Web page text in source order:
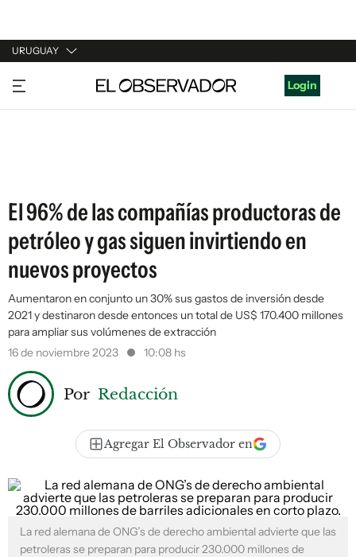
URUGUAY
URUGUAY
ARGENTINA
Login
El 96% de las compañías productoras de
petróleo y gas siguen invirtiendo en
nuevos proyectos
Aumentaron en conjunto un 30% sus gastos de inversión desde
2021 y destinaron desde entonces un total de US$ 170.400 millones
para ampliar sus volúmenes de extracción
16 de noviembre 2023
10:08 hs
Por Redacción
Agregar El Observador en
La red alemana de ONG’s de derecho ambiental advierte que las
petroleras se preparan para producir 230.000 millones de